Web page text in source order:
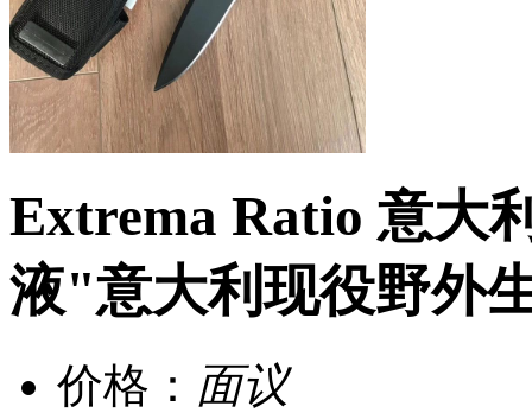
Extrema Ratio 意大
液"意大利现役野外
价格： 面议